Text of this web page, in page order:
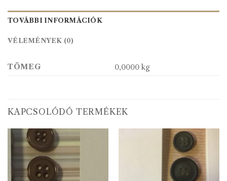
TOVÁBBI INFORMÁCIÓK
VÉLEMÉNYEK (0)
TÖMEG 0,0000 kg
KAPCSOLÓDÓ TERMÉKEK